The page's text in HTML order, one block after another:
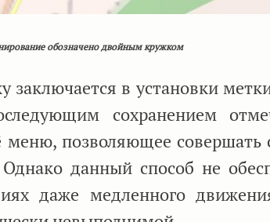
обозначено двойным кружком
в установки
сохранением
меню, позволяющее
данный способ не
даже медленного